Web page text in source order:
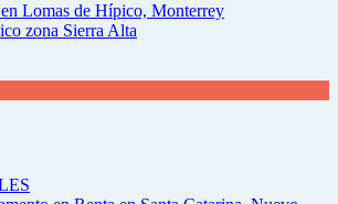
en Lomas de Hípico, Monterrey
zona Sierra Alta